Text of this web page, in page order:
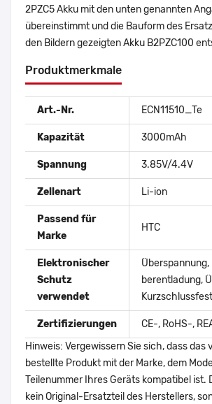
2PZC5 Akku mit den unten genannten
übereinstimmt und die Bauform des
den Bildern gezeigten Akku B2PZC100
Produktmerkmale
Art.-Nr. ECN11510_Te
Kapazität 3000mAh
Spannung 3.85V/4.4V
Zellenart Li-ion
Passend für
Marke
HTC
Elektronischer
Schutz
verwendet
berentladung,
Kurzschlussfest
Zertifizierungen
CE-, RoHS-,
Hinweis: Vergewissern Sie sich, dass das
bestellte Produkt mit der Marke, dem
Teilenummer Ihres Geräts kompatibel ist.
kein Original-Ersatzteil des Herstellers,